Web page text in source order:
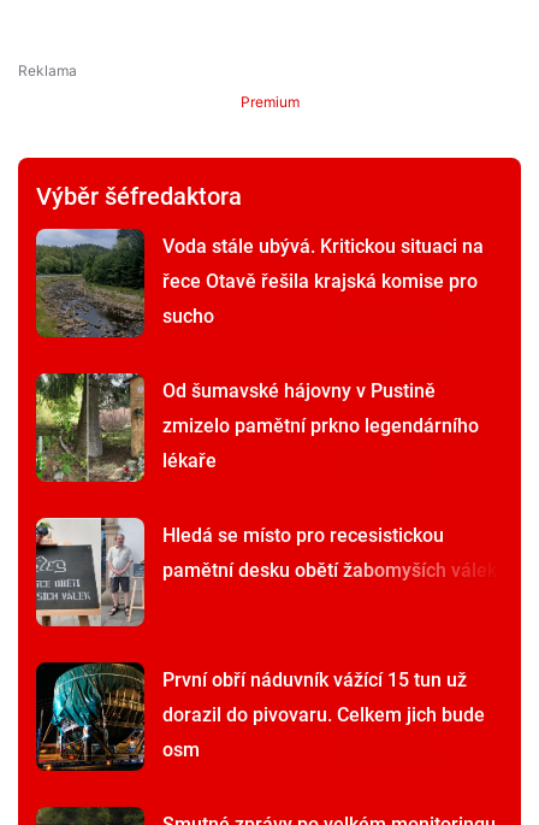
Premium
Výběr šéfredaktora
Voda stále ubývá. Kritickou situaci na
řece Otavě řešila krajská komise pro
sucho
Od šumavské hájovny v Pustině
zmizelo pamětní prkno legendárního
lékaře
Hledá se místo pro recesistickou
pamětní desku obětí žabomyších válek
První obří náduvník vážící 15 tun už
dorazil do pivovaru. Celkem jich bude
osm